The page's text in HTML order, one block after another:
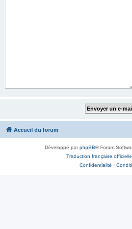
Accueil du forum
Développé parphpBB® Forum
Traduction française officielle
Confidentialité |